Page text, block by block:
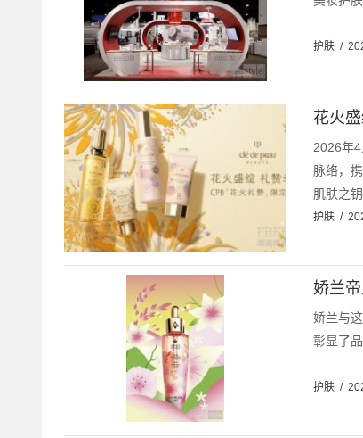
护肤 /
花火
2026年
脉络，
肌肤之钥
护肤 /
娇兰
娇兰与
彰显了
护肤 /